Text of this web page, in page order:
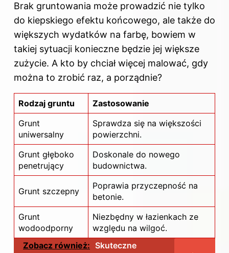
Brak gruntowania może prowadzić nie tylko
do kiepskiego efektu końcowego, ale także do
większych wydatków na farbę, bowiem w
takiej sytuacji konieczne będzie jej większe
zużycie. A kto by chciał więcej malować, gdy
można to zrobić raz, a porządnie?
Rodzaj gruntu
Zastosowanie
Grunt
uniwersalny
Sprawdza się na większości
powierzchni.
Grunt głęboko
penetrujący
Doskonale do nowego
budownictwa.
Grunt szczepny
Poprawia przyczepność na
betonie.
Grunt
wodoodporny
Niezbędny w łazienkach ze
względu na wilgoć.
Zobacz również: Skuteczne